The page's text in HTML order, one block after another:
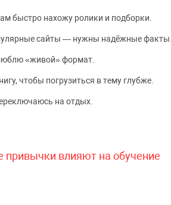
быстро нахожу ролики и подборки.
сайты — нужны надёжные факты.
«живой» формат.
чтобы погрузиться в тему глубже.
на отдых.
привычки влияют на обучение